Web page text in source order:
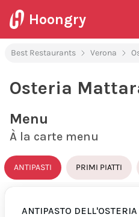
Hoongry
Best Restaurants Verona
Osteria
Menu
À la carte menu
ANTIPASTI PRIMI PIATTI
ANTIPASTO DELL'OSTERIA